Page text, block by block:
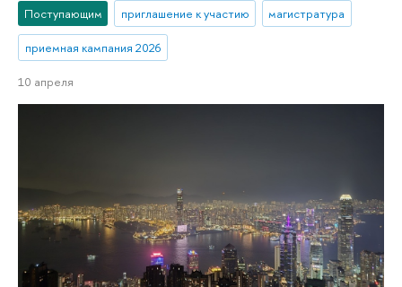
Поступающим приглашение к участию магистратура
приемная кампания 2026
10 апреля